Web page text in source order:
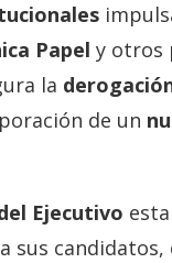
Papel y otros
la
de un
Ejecutivo
sus